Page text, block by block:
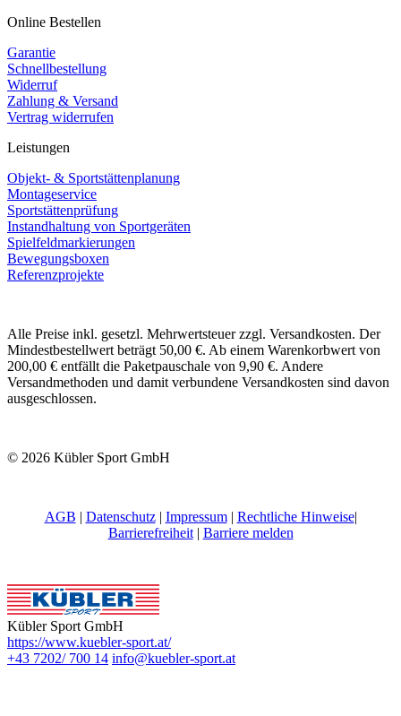
Online Bestellen
Garantie
Schnellbestellung
Widerruf
Zahlung & Versand
Vertrag widerrufen
Leistungen
Objekt- & Sportstättenplanung
Montageservice
Sportstättenprüfung
Instandhaltung von Sportgeräten
Spielfeldmarkierungen
Bewegungsboxen
Referenzprojekte
Alle Preise inkl. gesetzl. Mehrwertsteuer zzgl. Versandkosten. Der
Mindestbestellwert beträgt 50,00 €. Ab einem Warenkorbwert von
200,00 € entfällt die Paketpauschale von 9,90 €. Andere
Versandmethoden und damit verbundene Versandkosten sind davon
ausgeschlossen.
© 2026 Kübler Sport GmbH
AGB | Datenschutz| Impressum| Rechtliche Hinweise|
Barrierefreiheit| Barriere melden
Kübler Sport GmbH
https://www.kuebler-sport.at/
+43 7202/ 700 14 info@kuebler-sport.at